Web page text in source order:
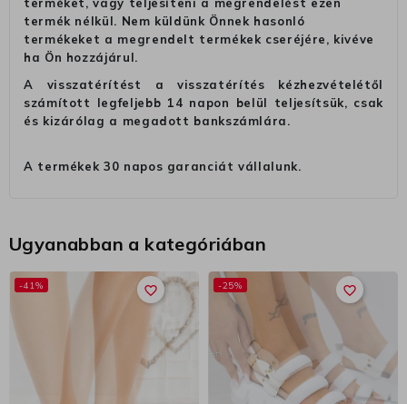
termék nélkül. Nem küldünk Önnek hasonló
termékeket a megrendelt termékek cseréjére, kivéve
ha Ön hozzájárul.
A visszatérítést a visszatérítés kézhezvételétől
számított legfeljebb 14 napon belül teljesítsük, csak
és kizárólag a megadott bankszámlára.
A termékek 30 napos garanciát vállalunk.
Ugyanabban a kategóriában
favorite_border
-41% favorite_border
-25%